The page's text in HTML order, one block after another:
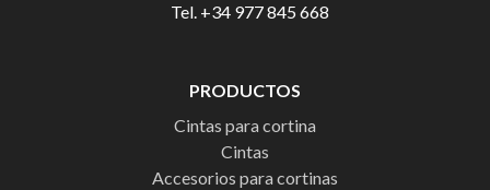
Tel. +34 977 845 668
PRODUCTOS
Cintas para cortina
Cintas
Accesorios para cortinas